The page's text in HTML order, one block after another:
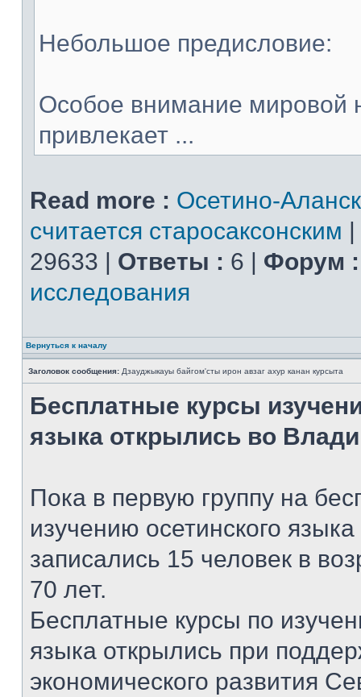
Небольшое предисловие:
Особое внимание мировой
привлекает ...
Read more : Осетино-
считается старосаксонским |
29633 | Ответы : 6 | Форум :
исследования
Вернуться к началу
Заголовок сообщения: Дзауджыкауы байгом'сты ирон авзаг ахур канан курсыта
Бесплатные курсы
языка открылись во
Пока в первую группу на
изучению осетинского
записались 15 человек в
70 лет.
Бесплатные курсы по
языка открылись при
экономического развития